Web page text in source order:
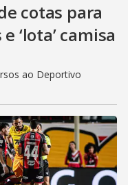
cotas para
‘lota’ camisa
ao Deportivo